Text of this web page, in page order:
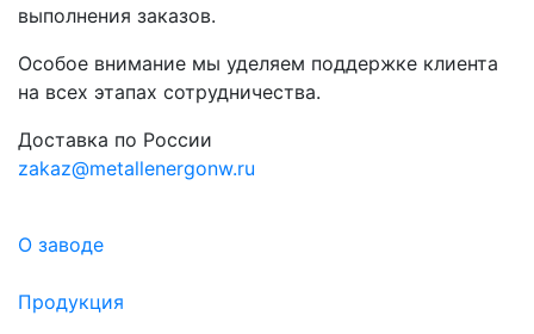
выполнения заказов.
Особое внимание мы уделяем поддержке клиента
на всех этапах сотрудничества.
Доставка по России
zakaz@metallenergonw.ru
О заводе
Продукция